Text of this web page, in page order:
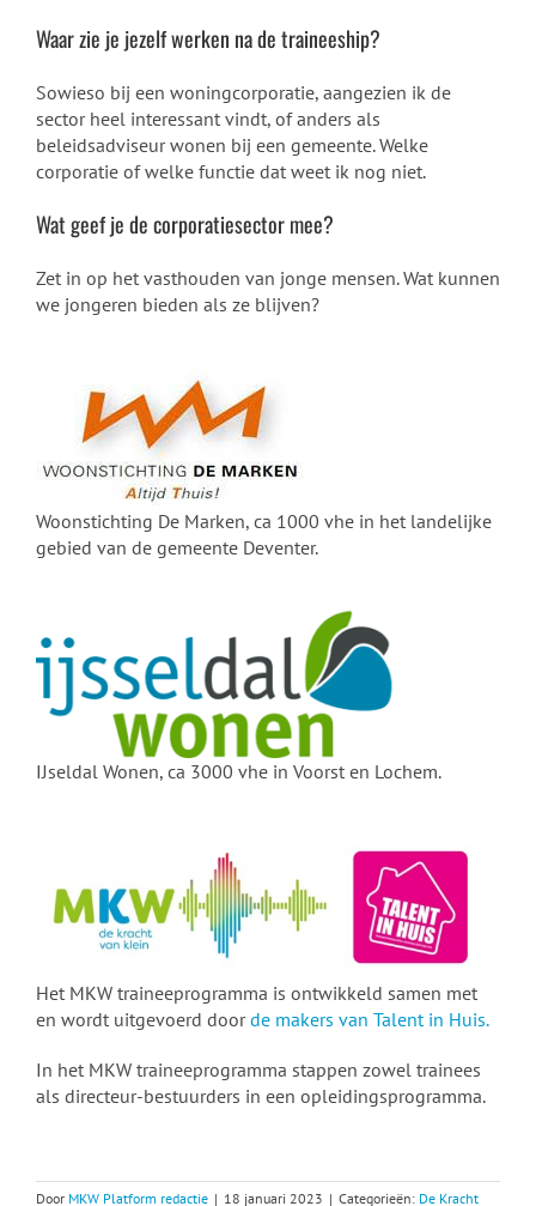
Waar zie je jezelf werken na de traineeship?
Sowieso bij een woningcorporatie, aangezien ik de
sector heel interessant vindt, of anders als
beleidsadviseur wonen bij een gemeente. Welke
corporatie of welke functie dat weet ik nog niet.
Wat geef je de corporatiesector mee?
Zet in op het vasthouden van jonge mensen. Wat kunnen
we jongeren bieden als ze blijven?
Woonstichting De Marken, ca 1000 vhe in het landelijke
gebied van de gemeente Deventer.
IJseldal Wonen, ca 3000 vhe in Voorst en Lochem.
Het MKW traineeprogramma is ontwikkeld samen met
en wordt uitgevoerd doorde makers van Talent in Huis.
In het MKW traineeprogramma stappen zowel trainees
als directeur-bestuurders in een opleidingsprogramma.
Door MKW Platform redactie | 18 januari 2023 | Categorieën: De Kracht